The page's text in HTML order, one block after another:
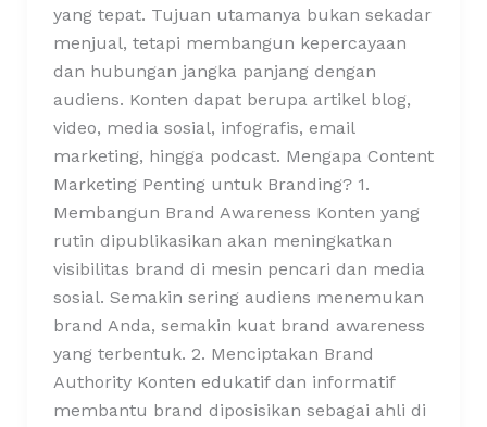
yang tepat. Tujuan utamanya bukan sekadar
menjual, tetapi membangun kepercayaan
dan hubungan jangka panjang dengan
audiens. Konten dapat berupa artikel blog,
video, media sosial, infografis, email
marketing, hingga podcast. Mengapa Content
Marketing Penting untuk Branding? 1.
Membangun Brand Awareness Konten yang
rutin dipublikasikan akan meningkatkan
visibilitas brand di mesin pencari dan media
sosial. Semakin sering audiens menemukan
brand Anda, semakin kuat brand awareness
yang terbentuk. 2. Menciptakan Brand
Authority Konten edukatif dan informatif
membantu brand diposisikan sebagai ahli di